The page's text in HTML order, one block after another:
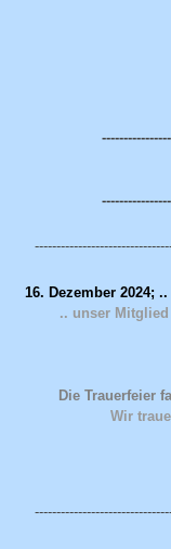
16. Dezember 2024; ..
.. unser
Die Trauerfeier
Wir